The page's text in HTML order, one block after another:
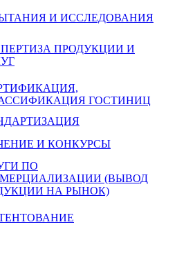
И ИССЛЕДОВАНИЯ
ПРОДУКЦИИ И
ГОСТИНИЦ
И КОНКУРСЫ
ПО
(ВЫВОД
НА РЫНОК)